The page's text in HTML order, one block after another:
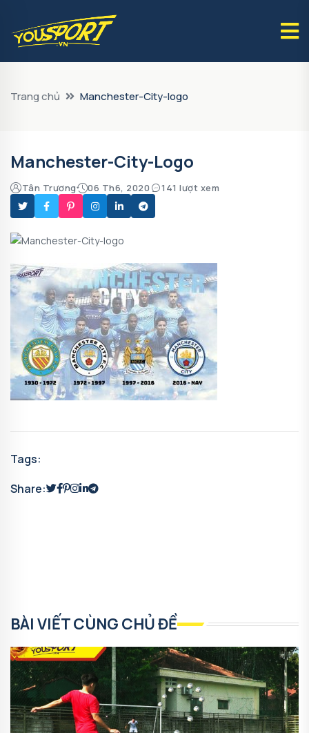
Trang chủ Manchester-City-logo
Manchester-City-Logo
Tân Trương 06 Th6, 2020 141 lượt xem
Tags:
Share:
BÀI VIẾT CÙNG CHỦ ĐỀ